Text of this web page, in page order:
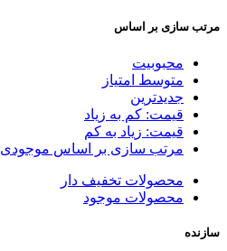
مرتب سازی بر اساس
محبوبیت
متوسط امتیاز
جدیدترین
قیمت: کم به زیاد
قیمت: زیاد به کم
مرتب سازی بر اساس موجودی
محصولات تخفیف دار
محصولات موجود
سازنده